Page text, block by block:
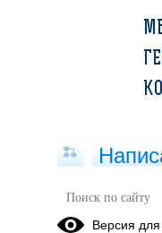
Версия